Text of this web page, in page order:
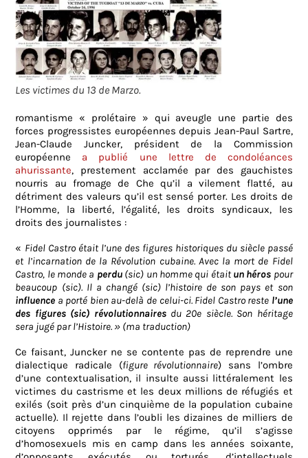
Les victimes du 13 de Marzo.
romantisme « prolétaire » qui aveugle une partie des
forces progressistes européennes depuis Jean-Paul Sartre,
Jean-Claude Juncker, président de la Commission
européenne a publié une lettre de condoléances
ahurissante, prestement acclamée par des gauchistes
nourris au fromage de Che qu’il a vilement flatté, au
détriment des valeurs qu’il est sensé porter. Les droits de
l’Homme, la liberté, l’égalité, les droits syndicaux, les
droits des journalistes :
« Fidel Castro était l’une des figures historiques du siècle passé
et l’incarnation de la Révolution cubaine. Avec la mort de Fidel
Castro, le monde a perdu(sic) un homme qui étaitun héros pour
beaucoup (sic). Il a changé (sic) l’histoire de son pays et son
influence a porté bien au-delà de celui-ci. Fidel Castro reste l’une
des figures (sic) révolutionnairesdu 20e siècle. Son héritage
sera jugé par l’Histoire. » (ma traduction)
Ce faisant, Juncker ne se contente pas de reprendre une
dialectique radicale (figure révolutionnaire) sans l’ombre
d’une contextualisation, il insulte aussi littéralement les
victimes du castrisme et les deux millions de réfugiés et
exilés (soit près d’un cinquième de la population cubaine
actuelle). Il rejette dans l’oubli les dizaines de milliers de
citoyens opprimés par le régime, qu’il s’agisse
d’homosexuels mis en camp dans les années soixante,